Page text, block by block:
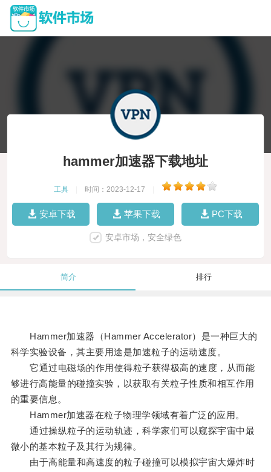
hammer加速器下载地址
工具 时间：2023-12-17
安卓下载 苹果下载 PC下载
安卓市场，安全绿色
简介 排行
Hammer加速器（Hammer Accelerator）是一种巨大的
科学实验设备，其主要用途是加速粒子的运动速度。
它通过电磁场的作用使得粒子获得极高的速度，从而能
够进行高能量的碰撞实验，以获取有关粒子性质和相互作用
的重要信息。
Hammer加速器在粒子物理学领域有着广泛的应用。
通过操纵粒子的运动轨迹，科学家们可以窥探宇宙中最
微小的基本粒子及其行为规律。
由于高能量和高速度的粒子碰撞可以模拟宇宙大爆炸时